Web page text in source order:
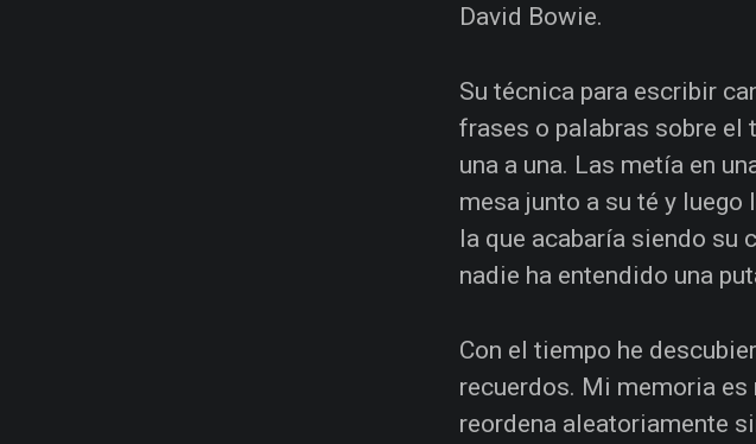
David Bowie.
Su técnica para escribir
frases o palabras sobre el
una a una. Las metía en
mesa junto a su té y
la que acabaría siendo su
nadie ha entendido una
Con el tiempo he
recuerdos. Mi memoria
reordena aleatoriamente